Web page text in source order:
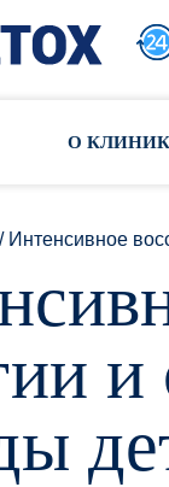
О
/ Интенсивное